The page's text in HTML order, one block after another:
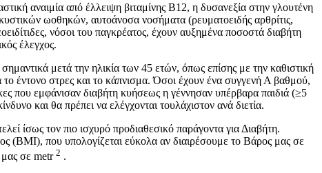
αναιμία από έλλειψη βιταμίνης Β12, η δυσανεξία στην γλουτένη
ωοθηκών, αυτοάνοσα νοσήματα (ρευματοειδής αρθρίτις,
νόσοι του παγκρέατος, έχουν αυξημένα ποσοστά διαβήτη
έλεγχος.
μετά την ηλικία των 45 ετών, όπως επίσης με την καθιστική
έντονο στρες και το κάπνισμα. Όσοι έχουν ένα συγγενή Α βαθμού,
που εμφάνισαν διαβήτη κυήσεως η γέννησαν υπέρβαρα παιδιά (≥5
και θα πρέπει να ελέγχονται τουλάχιστον ανά διετία.
ίσως τον πιο ισχυρό προδιαθεσικό παράγοντα για Διαβήτη.
(ΒΜΙ), που υπολογίζεται εύκολα αν διαιρέσουμε το Βάρος μας σε
σε metr2 .